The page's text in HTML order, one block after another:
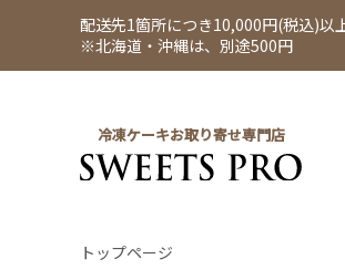
配送先1箇所につき10,000円(税込)以
※北海道・沖縄は、別途500円
冷凍ケーキお取り寄せ専門店
トップページ